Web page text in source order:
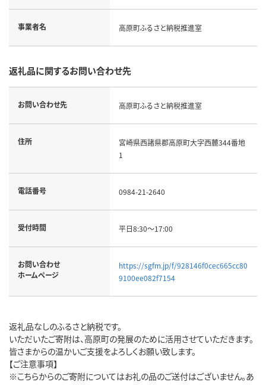
事業者名 高原町ふるさと納税推進室
返礼品に関するお問い合わせ先
お問い合わせ先 高原町ふるさと納税推進室
住所
宮崎県西諸県郡高原町大字西麓344番地
1
電話番号 0984-21-2640
受付時間 平日8:30～17:00
お問い合わせ
ホームページ
https://sgfm.jp/f/928146f0cec665cc80
9100ee082f7154
返礼品なしのふるさと納税です。
いただいたご寄附は、高原町の発展のために活用させていただきます。
皆さまからの温かいご支援をよろしくお願い致します。
【ご注意事項】
※こちらからのご寄附についてはお礼の品のご送付はございません。あ